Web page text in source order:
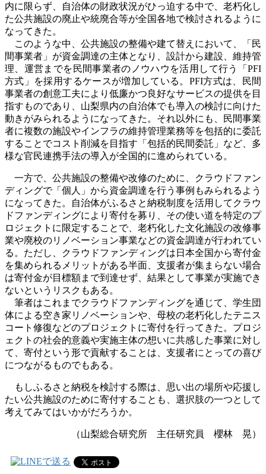
内に限らず、自治体の財政状況がひっ迫する中で、老朽化し
た公共施設の廃止や統廃合等が全国各地で検討されるように
なってきた。
このような中、公共施設の整備や建て替えにおいて、「民
間事業者」が資金調達の主体となり、設計から建設、維持管
理、運営までを民間事業者のノウハウを活用して行う「 PFI
方式」を採用するケースが増加している。 PFI方式は、民間
事業者の創意工夫により低廉かつ良好なサービスの提供を目
指すものであり、山梨県内の自治体でも導入の検討に向けた
動きがみられるようになってきた。それ以外にも、民間事業
者に複数の施設やインフラの維持管理業務等を包括的に委託
することでコスト削減を目指す「包括的民間委託」など、多
様な官民連携手法の導入が全国的に進められている。
一方で、公共施設の整備や改修のために、クラウドファン
ディングで「個人」から資金調達を行う事例もみられるよう
になってきた。自治体がふるさと納税制度を活用してクラウ
ドファンディングにより寄付を募り、その使い道を特定のプ
ロジェクトに限定することで、老朽化した文化施設の改修事
業や廃校のリノベーション事業などの資金調達が行われてい
る。ただし、クラウドファンディングは日本全国から寄付金
を集められるメリットがある半面、支援者が集まらない場合
は寄付金が目標額まで到達せず、結果として事業が実施でき
ないというリスクもある。
筆者はこれまでクラウドファンディングを通じて、学生団
体による空き家リノベーションや、母校の老朽化したテニス
コート修復などのプロジェクトに寄付を行ってきた。プロジ
ェクトの社会的意義や実施主体の想いに共感した事業に対し
て、寄付という形で貢献することは、支援者にとっての喜び
につながるものでもある。
もしふるさと納税を検討する際は、思い出の場所や応援し
たい公共施設のために寄付することも、選択肢の一つとして
考えてみてはいかがだろうか。
（山梨総合研究所 主任研究員 櫻林 晃）